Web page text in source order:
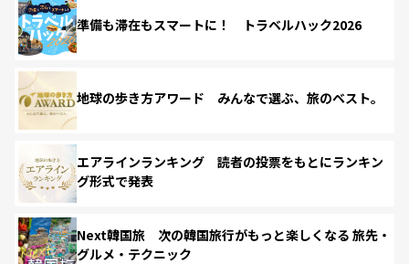
準備も滞在もスマートに！ トラベルハック2026
地球の歩き方アワード みんなで選ぶ、旅のベスト。
エアラインランキング 読者の投票をもとにランキン
グ形式で発表
Next韓国旅 次の韓国旅行がもっと楽しくなる 旅先・
グルメ・テクニック